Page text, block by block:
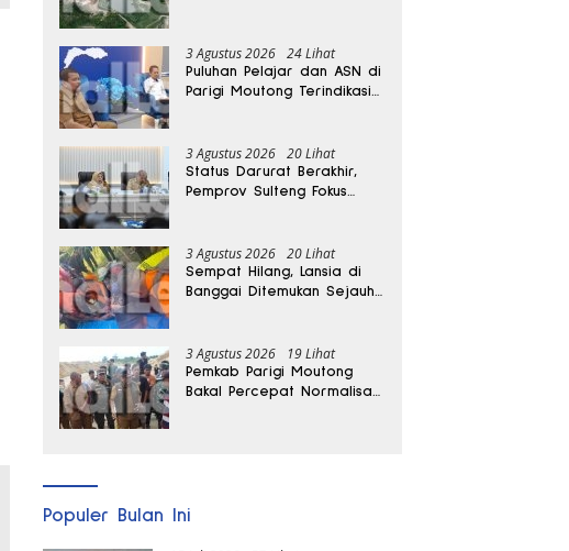
3 Agustus 2026 24 Lihat
Puluhan Pelajar dan ASN di
Parigi Moutong Terindikasi
3 Agustus 2026 20 Lihat
Status Darurat Berakhir,
Pemprov Sulteng Fokus
3 Agustus 2026 20 Lihat
Sempat Hilang, Lansia di
Banggai Ditemukan Sejauh
3 Agustus 2026 19 Lihat
Pemkab Parigi Moutong
Bakal Percepat Normalisasi
Populer Bulan Ini